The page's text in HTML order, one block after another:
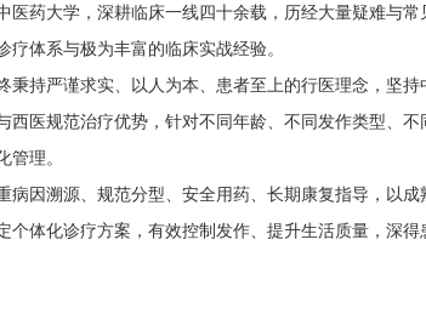
医药大学，深耕临床一线四十余载，历经大量疑难与常
疗体系与极为丰富的临床实战经验。
秉持严谨求实、以人为本、患者至上的行医理念，坚
西医规范治疗优势，针对不同年龄、不同发作类型、
管理。
病因溯源、规范分型、安全用药、长期康复指导，以
个体化诊疗方案，有效控制发作、提升生活质量，深得